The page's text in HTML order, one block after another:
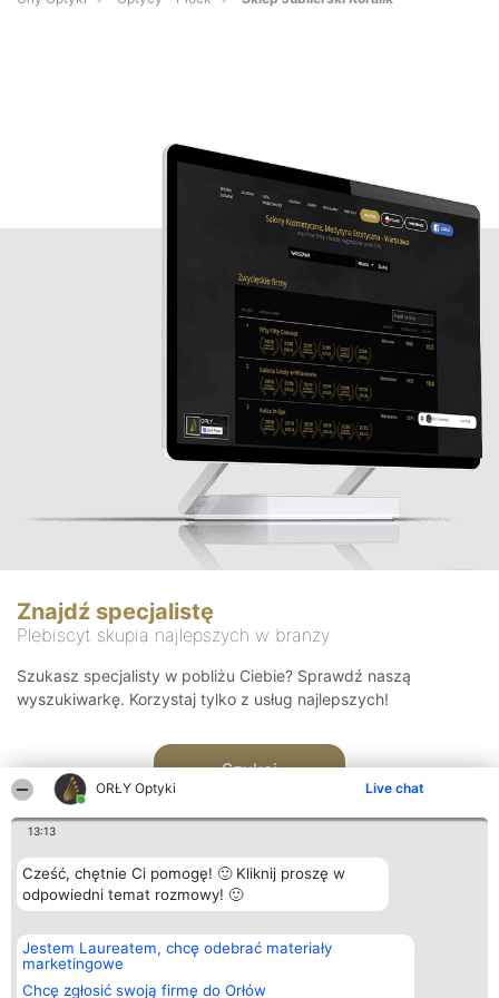
ORŁY Optyki Live chat
13:13
Cześć, chętnie Ci pomogę! 🙂 Kliknij proszę w
odpowiedni temat rozmowy! 🙂
Jestem Laureatem, chcę odebrać materiały
marketingowe
Chcę zgłosić swoją firmę do Orłów
Znajdź specjalistę
Plebiscyt skupia najlepszych w branży
Szukasz specjalisty w pobliżu Ciebie? Sprawdź naszą
wyszukiwarkę. Korzystaj tylko z usług najlepszych!
Szukaj
Organizator plebiscytu
Bright Side Solutions sp. z o.
o. sp. k.
ul. Ruska 22
Plebiscyt
Laureaci
wszystkich
Kontakt
Kontakt